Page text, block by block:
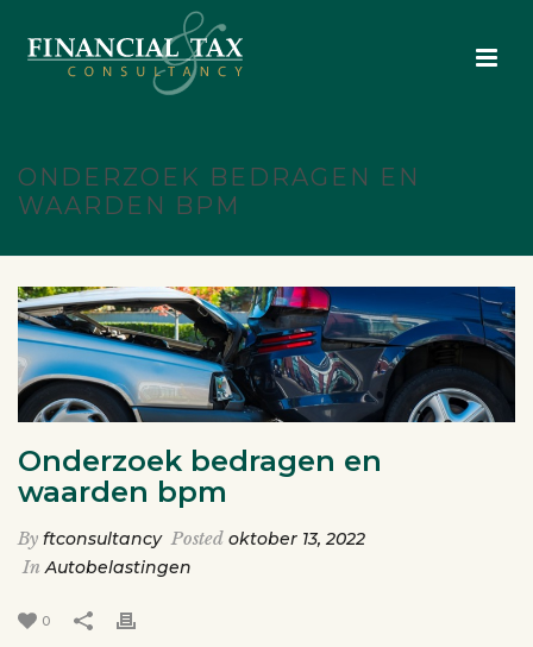
ONDERZOEK BEDRAGEN EN
WAARDEN BPM
Onderzoek bedragen en
waarden bpm
By ftconsultancy Posted oktober 13, 2022
In Autobelastingen
0